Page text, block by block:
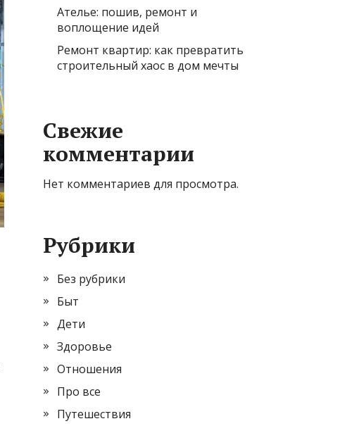
Ателье: пошив, ремонт и
воплощение идей
Ремонт квартир: как превратить
строительный хаос в дом мечты
Свежие
комментарии
Нет комментариев для просмотра.
Рубрики
Без рубрики
Быт
Дети
Здоровье
Отношения
Про все
Путешествия